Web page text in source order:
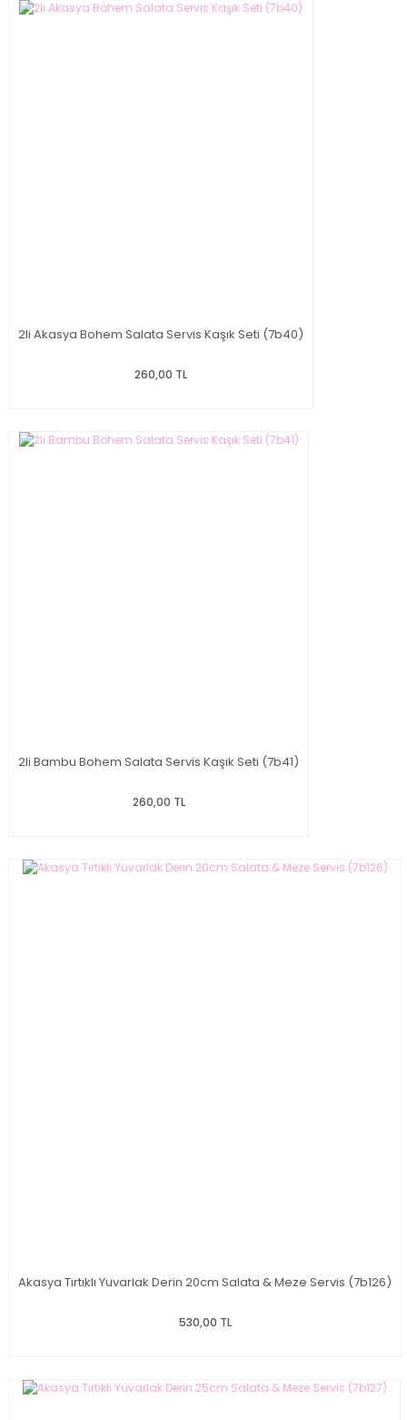
2li Akasya Bohem Salata Servis Kaşık Seti (7b40)
260,00 TL
2li Bambu Bohem Salata Servis Kaşık Seti (7b41)
260,00 TL
Akasya Tırtıklı Yuvarlak Derin 20cm Salata & Meze Servis (7b126)
530,00 TL